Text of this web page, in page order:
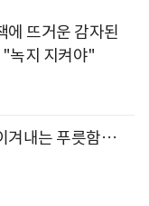
에 뜨거운 감자된
녹지 지켜야"
겨내는 푸릇함…